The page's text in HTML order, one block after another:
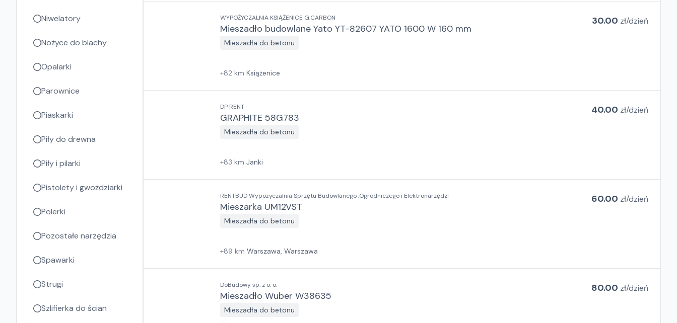
WYPOŻYCZALNIA KSIĄŻENICE G.CARBON
Mieszadło budowlane Yato YT-82607 YATO 1600 W 160 mm
Mieszadła do betonu
30.00 zł/dzień
+82 km Książenice
DP RENT
GRAPHITE 58G783
Mieszadła do betonu
40.00 zł/dzień
+83 km Janki
RENTBUD Wypożyczalnia Sprzętu Budowlanego ,Ogrodniczego i Elektronarzędzi
Mieszarka UM12VST
Mieszadła do betonu
60.00 zł/dzień
+89 km Warszawa, Warszawa
DoBudowy sp. z o. o.
Mieszadło Wuber W38635
Mieszadła do betonu
80.00 zł/dzień
Niwelatory
Nożyce do blachy
Opalarki
Parownice
Piaskarki
Piły do drewna
Piły i pilarki
Pistolety i gwożdziarki
Polerki
Pozostałe narzędzia
Spawarki
Strugi
Szlifierka do ścian